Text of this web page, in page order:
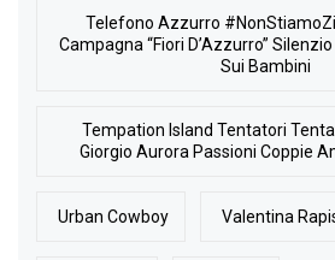
Telefono Azzurro
Campagna “Fiori D’Azzurro”
Sui Bambini
Tempation Island Tentatori
Giorgio Aurora Passioni Coppie
Urban Cowboy Valentina